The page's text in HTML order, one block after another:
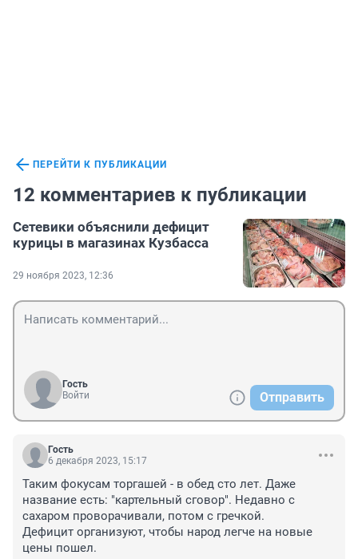
ПЕРЕЙТИ К ПУБЛИКАЦИИ
12 комментариев к публикации
Сетевики объяснили дефицит
курицы в магазинах Кузбасса
29 ноября 2023, 12:36
Гость
Войти
Отправить
Гость
6 декабря 2023, 15:17
Таким фокусам торгашей - в обед сто лет. Даже
название есть: "картельный сговор". Недавно с
сахаром проворачивали, потом с гречкой.
Дефицит организуют, чтобы народ легче на новые
цены пошел.